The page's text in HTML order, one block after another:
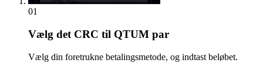
01
Vælg det CRC til QTUM par
Vælg din foretrukne betalingsmetode, og indtast beløbet.